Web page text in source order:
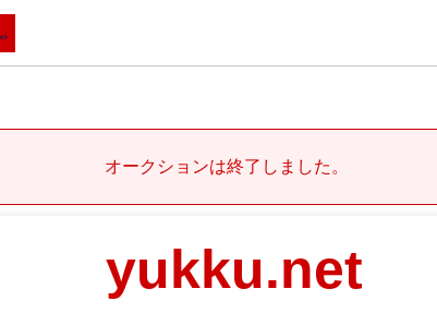
オークションは終了しました。
yukku.net